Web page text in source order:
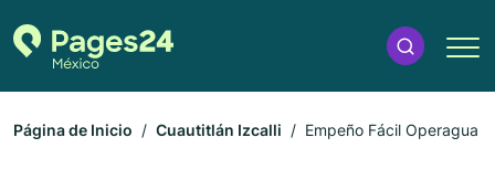
Página de Inicio Cuautitlán Izcalli Empeño Fácil Operagua